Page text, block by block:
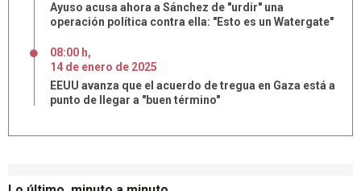
Ayuso acusa ahora a Sánchez de "urdir" una
operación política contra ella: "Esto es un Watergate"
08:00 h,
14 de enero de 2025
EEUU avanza que el acuerdo de tregua en Gaza está a
punto de llegar a "buen término"